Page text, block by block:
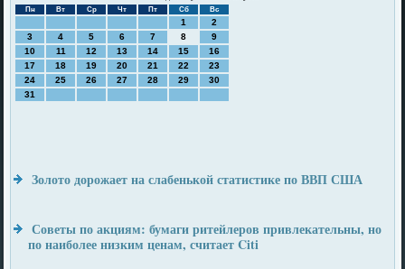
Пн Вт Ср Чт Пт Сб Вс
1
2
3
4 5 6 7 8
9
10
11 12 13 14 15
16
17
18 19 20 21 22
23
24
25 26 27 28 29
30
31
Золото дорожает на слабенькой статистике по ВВП США
Советы по акциям: бумаги ритейлеров привлекательны, но
по наиболее низким ценам, считает Citi